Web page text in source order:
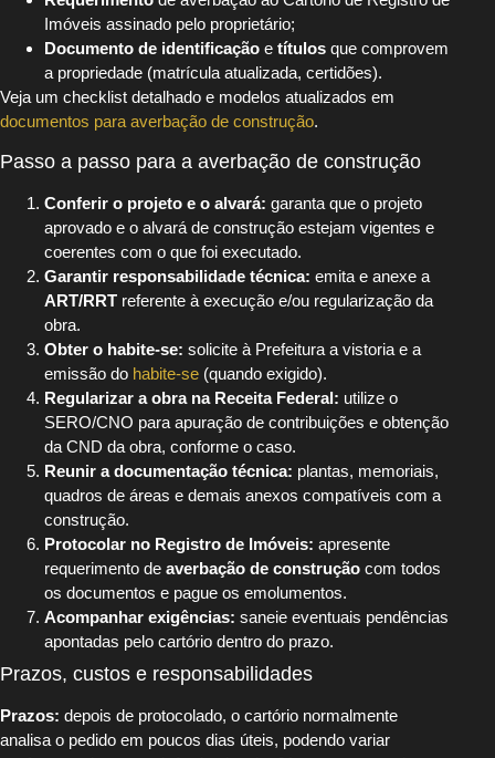
Imóveis assinado pelo proprietário;
Documento de identificação e títulos que comprovem
a propriedade (matrícula atualizada, certidões).
Veja um checklist detalhado e modelos atualizados em
documentos para averbação de construção.
Passo a passo para a averbação de construção
Conferir o projeto e o alvará: garanta que o projeto
aprovado e o alvará de construção estejam vigentes e
coerentes com o que foi executado.
Garantir responsabilidade técnica: emita e anexe a
ART/RRT referente à execução e/ou regularização da
obra.
Obter o habite-se: solicite à Prefeitura a vistoria e a
emissão do habite-se (quando exigido).
Regularizar a obra na Receita Federal: utilize o
SERO/CNO para apuração de contribuições e obtenção
da CND da obra, conforme o caso.
Reunir a documentação técnica: plantas, memoriais,
quadros de áreas e demais anexos compatíveis com a
construção.
Protocolar no Registro de Imóveis: apresente
requerimento de averbação de construção com todos
os documentos e pague os emolumentos.
Acompanhar exigências: saneie eventuais pendências
apontadas pelo cartório dentro do prazo.
Prazos, custos e responsabilidades
Prazos: depois de protocolado, o cartório normalmente
analisa o pedido em poucos dias úteis, podendo variar